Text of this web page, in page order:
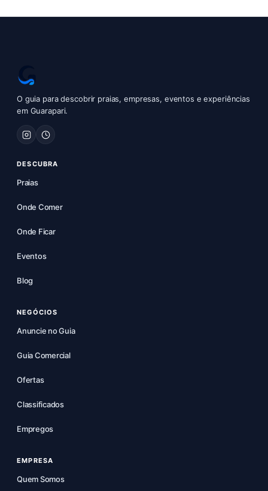
O guia para descobrir praias, empresas, eventos e experiências
em Guarapari.
DESCUBRA
Praias
Onde Comer
Onde Ficar
Eventos
Blog
NEGÓCIOS
Anuncie no Guia
Guia Comercial
Ofertas
Classificados
Empregos
EMPRESA
Quem Somos